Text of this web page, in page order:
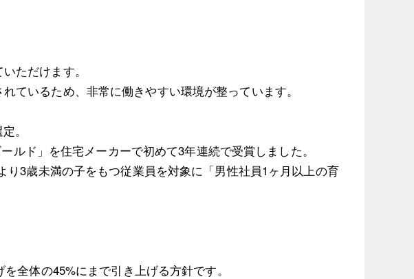
ただけます。
ているため、非常に働きやすい環境が整っています。
。
ド」を住宅メーカーで初めて3年連続で受賞しました。
3歳未満の子をもつ従業員を対象に「男性社員1ヶ月以上の育
全体の45%にまで引き上げる方針です。